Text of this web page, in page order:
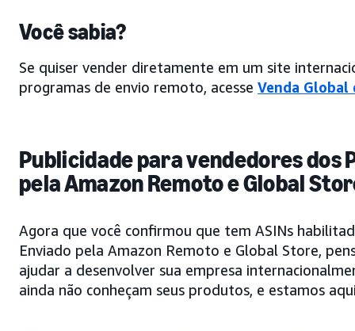
Você sabia?
Se quiser vender diretamente em um site
programas de envio remoto, acesse Venda
Publicidade para vendedores dos
pela Amazon Remoto e Global
Agora que você confirmou que tem ASINs
Enviado pela Amazon Remoto e Global Store,
ajudar a desenvolver sua empresa
ainda não conheçam seus produtos, e estamos